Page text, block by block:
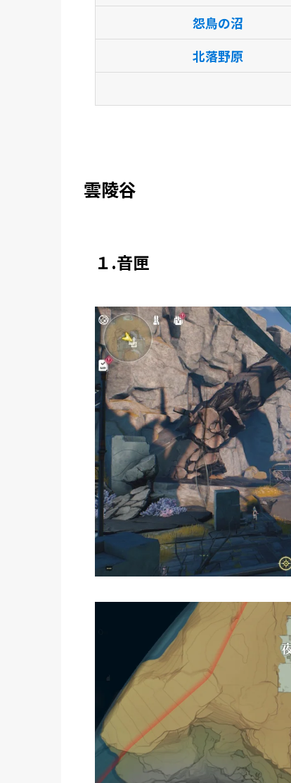
怨鳥の沼
北落野原
雲陵谷
１.音匣